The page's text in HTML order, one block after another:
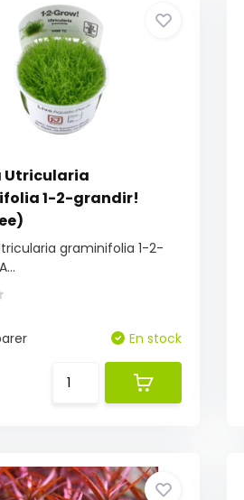
Utricularia
1-2-grandir!
graminifolia 1-2-
En stock